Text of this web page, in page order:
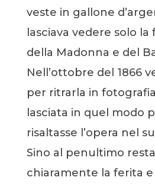
veste in gallone
lasciava vedere solo
della Madonna e del
Nell’ottobre del 1866
per ritrarla in
lasciata in quel modo
risaltasse l’opera nel
Sino al penultimo
chiaramente la ferita e